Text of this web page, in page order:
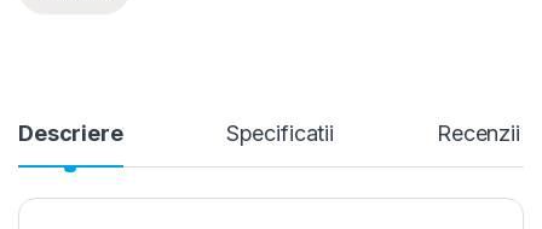
Descriere Specificatii Recenzii